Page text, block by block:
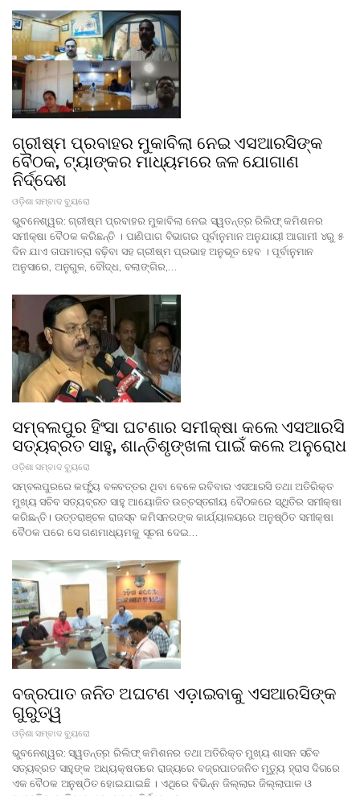
ଗ୍ରୀଷ୍ମ ପ୍ରବାହର ମୁକାବିଲା ନେଇ ଏସଆରସିଙ୍କ
ବୈଠକ, ଟ୍ୟାଙ୍କର ମାଧ୍ୟମରେ ଜଳ ଯୋଗାଣ
ନିର୍ଦ୍ଦେଶ
ଓଡ଼ିଶା ସମ୍ବାଦ ବ୍ୟୁରୋ
ଭୁବନେଶ୍ୱର: ଗ୍ରୀଷ୍ମ ପ୍ରବାହର ମୁକାବିଲା ନେଇ ସ୍ୱତନ୍ତ୍ର ରିଲିଫ୍ କମିଶନର
ସମୀକ୍ଷା ବୈଠକ କରିଛନ୍ତି । ପାଣିପାଗ ବିଭାଗର ପୂର୍ବାନୁମାନ ଅନୁଯାୟୀ ଆଗାମୀ ୪ରୁ ୫
ଦିନ ଯାଏ ତାପମାତ୍ରା ବଢ଼ିବା ସହ ଗ୍ରୀଷ୍ମ ପ୍ରଭାହ ଅନୁଭୂତ ହେବ । ପୂର୍ବାନୁମାନ
ଅନୁସାରେ, ଅନୁଗୁଳ, ବୌଦ୍ଧ, ବଲାଙ୍ଗିର,…
ସମ୍ବଲପୁର ହିଂସା ଘଟଣାର ସମୀକ୍ଷା କଲେ ଏସଆରସି
ସତ୍ୟବ୍ରତ ସାହୁ, ଶାନ୍ତିଶୃଙ୍ଖଳା ପାଇଁ କଲେ ଅନୁରୋଧ
ଓଡ଼ିଶା ସମ୍ବାଦ ବ୍ୟୁରୋ
ସମ୍ବଲପୁରରେ କର୍ଫ୍ୟୁ ବଳବତ୍ତର ଥିବା ବେଳେ ରବିବାର ଏସଆରସି ତଥା ଅତିରିକ୍ତ
ମୁଖ୍ୟ ସଚିବ ସତ୍ୟବ୍ରତ ସାହୁ ଆୟୋଜିତ ଉଚ୍ଚସ୍ତରୀୟ ବୈଠକରେ ସ୍ଥିତିର ସମୀକ୍ଷା
କରିଛନ୍ତି। ଉତ୍ତରାଞ୍ଚଳ ରାଜସ୍ବ କମିସନରଙ୍କ କାର୍ଯ୍ୟାଳୟରେ ଅନୁଷ୍ଠିତ ସମୀକ୍ଷା
ବୈଠକ ପରେ ସେ ଗଣମାଧ୍ୟମକୁ ସୂଚନା ଦେଇ…
ବଜ୍ରପାତ ଜନିତ ଅଘଟଣ ଏଡ଼ାଇବାକୁ ଏସଆରସିଙ୍କ
ଗୁରୁତ୍ୱ
ଓଡ଼ିଶା ସମ୍ବାଦ ବ୍ୟୁରୋ
ଭୁବନେଶ୍ୱର: ସ୍ୱତନ୍ତ୍ର ରିଲିଫ୍‌ କମିଶନର ତଥା ଅତିରିକ୍ତ ମୁଖ୍ୟ ଶାସନ ସଚିବ
ସତ୍ୟବ୍ରତ ସାହୁଙ୍କ ଅଧ୍ୟକ୍ଷତାରେ ରାଜ୍ୟରେ ବଜ୍ରପାତଜନିତ ମୃତ୍ୟୁ ହ୍ରାସ ଦିଗରେ
ଏକ ବୈଠକ ଅନୁଷ୍ଠିତ ହୋଇଯାଇଛି । ଏଥିରେ ବିଭିନ୍ନ ଜିଲ୍ଲାର ଜିଲ୍ଲାପାଳ ଓ